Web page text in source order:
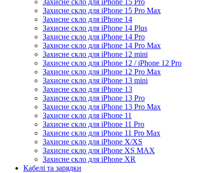
Захисне скло для iPhone 15 Pro
Захисне скло для iPhone 15 Pro Max
Захисне скло для iPhone 14
Захисне скло для iPhone 14 Plus
Захисне скло для iPhone 14 Pro
Захисне скло для iPhone 14 Pro Max
Захисне скло для iPhone 12 mini
Захисне скло для iPhone 12 / iPhone 12 Pro
Захисне скло для iPhone 12 Pro Max
Захисне скло для iPhone 13 mini
Захисне скло для iPhone 13
Захисне скло для iPhone 13 Pro
Захисне скло для iPhone 13 Pro Max
Захисне скло для iPhone 11
Захисне скло для iPhone 11 Pro
Захисне скло для iPhone 11 Pro Max
Захисне скло для iPhone X/XS
Захисне скло для iPhone XS MAX
Захисне скло для iPhone XR
Кабелі та зарядки